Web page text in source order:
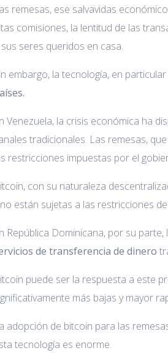
remesas, ese salvavidas
comisiones, la lentitud de las
seres queridos en casa.
embargo, la tecnología, en
Venezuela, la crisis económica ha
tradicionales. Las remesas,
restricciones impuestas por el
con su naturaleza
están sujetas a las restricciones
República Dominicana, por su
de transferencia de dinero
puede ser la respuesta a este
más bajas y mayor
adopción de bitcoin para las
tecnología es enorme.